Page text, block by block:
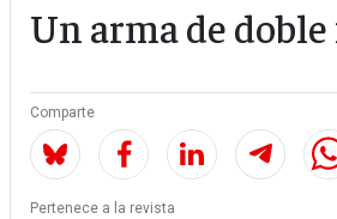
Un arma de
Comparte
Pertenece a la revista